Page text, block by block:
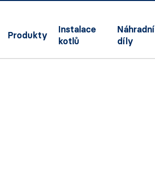
Produkty
Instalace
kotlů
Náhradní
díly